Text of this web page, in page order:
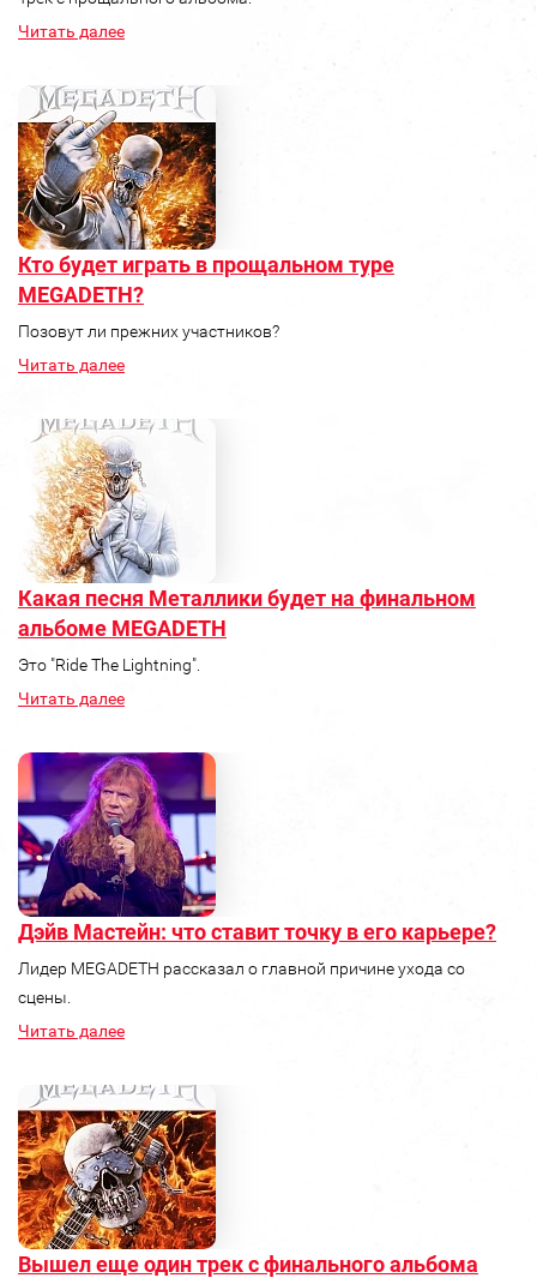
Читать далее
Кто будет играть в прощальном туре
MEGADETH?
Позовут ли прежних участников?
Читать далее
Какая песня Металлики будет на финальном
альбоме MEGADETH
Это "Ride The Lightning".
Читать далее
Дэйв Мастейн: что ставит точку в его карьере?
Лидер MEGADETH рассказал о главной причине ухода со
сцены.
Читать далее
Вышел еще один трек с финального альбома